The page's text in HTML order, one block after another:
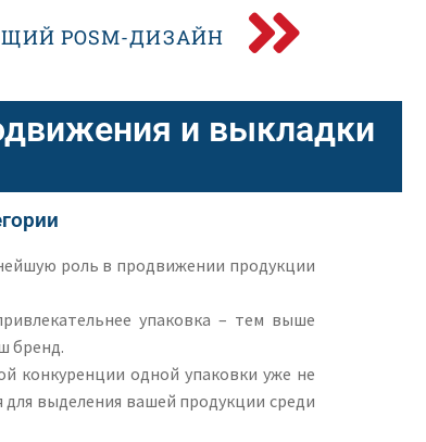
POSM-ДИЗАЙН
и выкладки
роль в продвижении продукции
упаковка – тем выше
бренд.
конкуренции одной упаковки уже не
выделения вашей продукции среди